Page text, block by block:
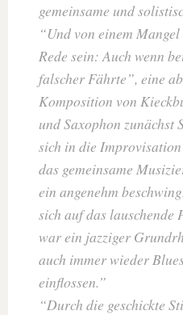
gemeinsame und
Und von einem
Rede sein: Auch wenn
falscher Fährte”, eine
Komposition von
und Saxophon zunächst
sich in die
das gemeinsame
ein angenehm
sich auf das lauschende
war ein jazziger
auch immer wieder
einflossen.
Durch die geschickte